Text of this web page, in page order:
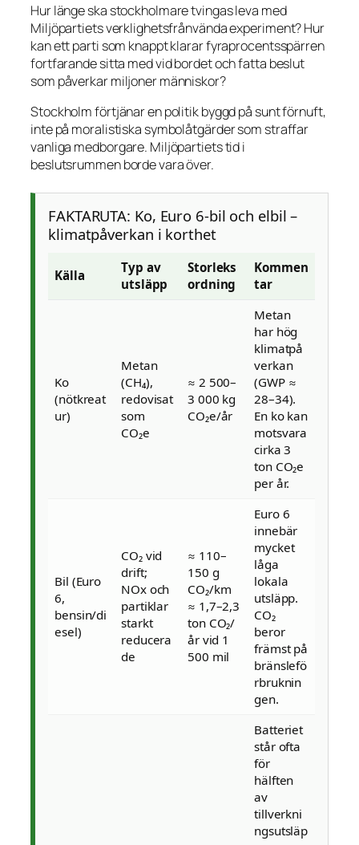
Hur länge ska stockholmare tvingas leva med
Miljöpartiets verklighetsfrånvända experiment? Hur
kan ett parti som knappt klarar fyraprocentsspärren
fortfarande sitta med vid bordet och fatta beslut
som påverkar miljoner människor?
Stockholm förtjänar en politik byggd på sunt förnuft,
inte på moralistiska symbolåtgärder som straffar
vanliga medborgare. Miljöpartiets tid i
beslutsrummen borde vara över.
FAKTARUTA: Ko, Euro 6-bil och elbil –
klimatpåverkan i korthet
Källa
Typ av
utsläpp
Storleks
ordning
Kommen
tar
Ko
(nötkreat
ur)
Metan
(CH₄),
redovisat
som
CO₂e
≈ 2 500–
3 000 kg
CO₂e/år
Metan
har hög
klimatpå
verkan
(GWP ≈
28–34).
En ko kan
motsvara
cirka 3
ton CO₂e
per år.
Bil (Euro
6,
bensin/di
esel)
CO₂ vid
drift;
NOx och
partiklar
starkt
reducera
de
≈ 110–
150 g
CO₂/km
≈ 1,7–2,3
ton CO₂/
år vid 1
500 mil
Euro 6
innebär
mycket
låga
lokala
utsläpp.
CO₂
beror
främst på
bränslefö
rbruknin
gen.
Batteriet
står ofta
för
hälften
av
tillverkni
ngsutsläp